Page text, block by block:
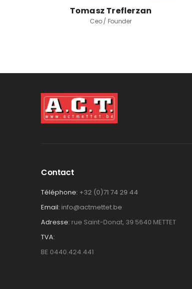
Tomasz Treflerzan
Ceo / Founder
Contact
Téléphone: +32 (0)71 74 29 44
Email: info@actmettet.be
Adresse: rue Saint-Donat, 39 5640 METTET
TVA:
BE 0440.424.441